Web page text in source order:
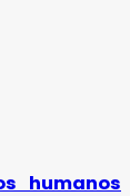
humanos